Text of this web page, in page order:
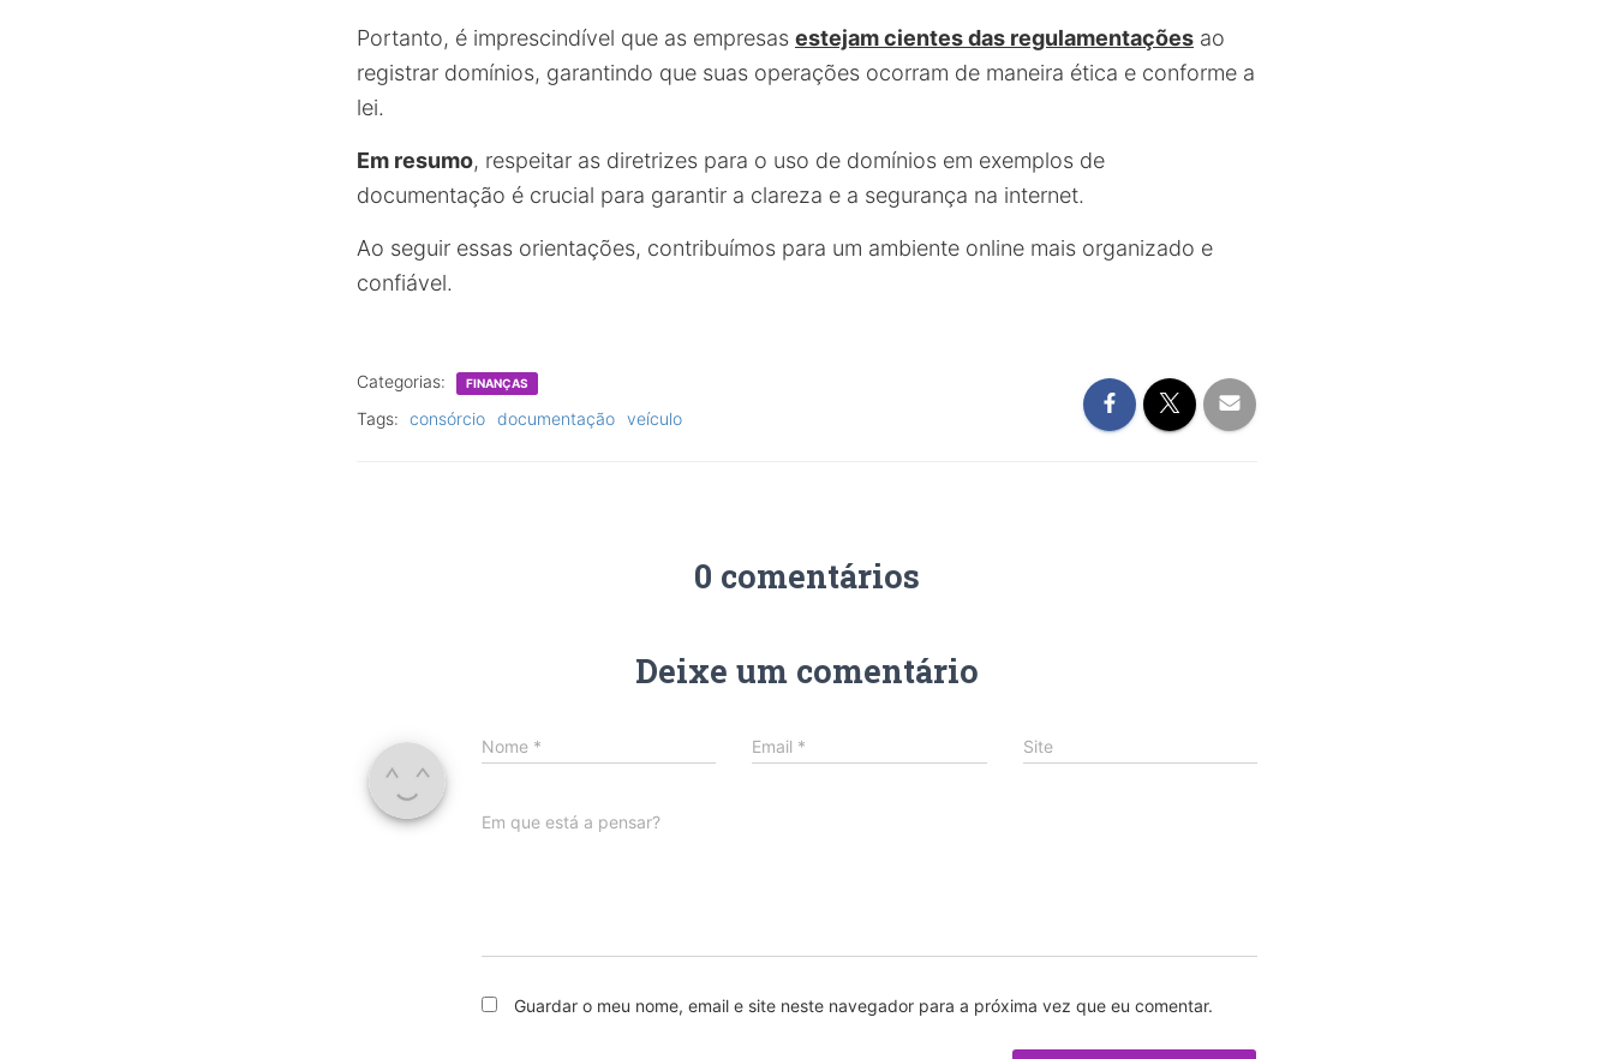
Portanto, é imprescindível que as empresas estejam cientes das regulamentações ao
registrar domínios, garantindo que suas operações ocorram de maneira ética e conforme a
lei.
Em resumo, respeitar as diretrizes para o uso de domínios em exemplos de
documentação é crucial para garantir a clareza e a segurança na internet.
Ao seguir essas orientações, contribuímos para um ambiente online mais organizado e
confiável.
Categorias: FINANÇAS
Tags: consórcio documentação veículo
0 comentários
Deixe um comentário
Nome * Email * Site
Em que está a pensar?
Guardar o meu nome, email e site neste navegador para a próxima vez que eu comentar.